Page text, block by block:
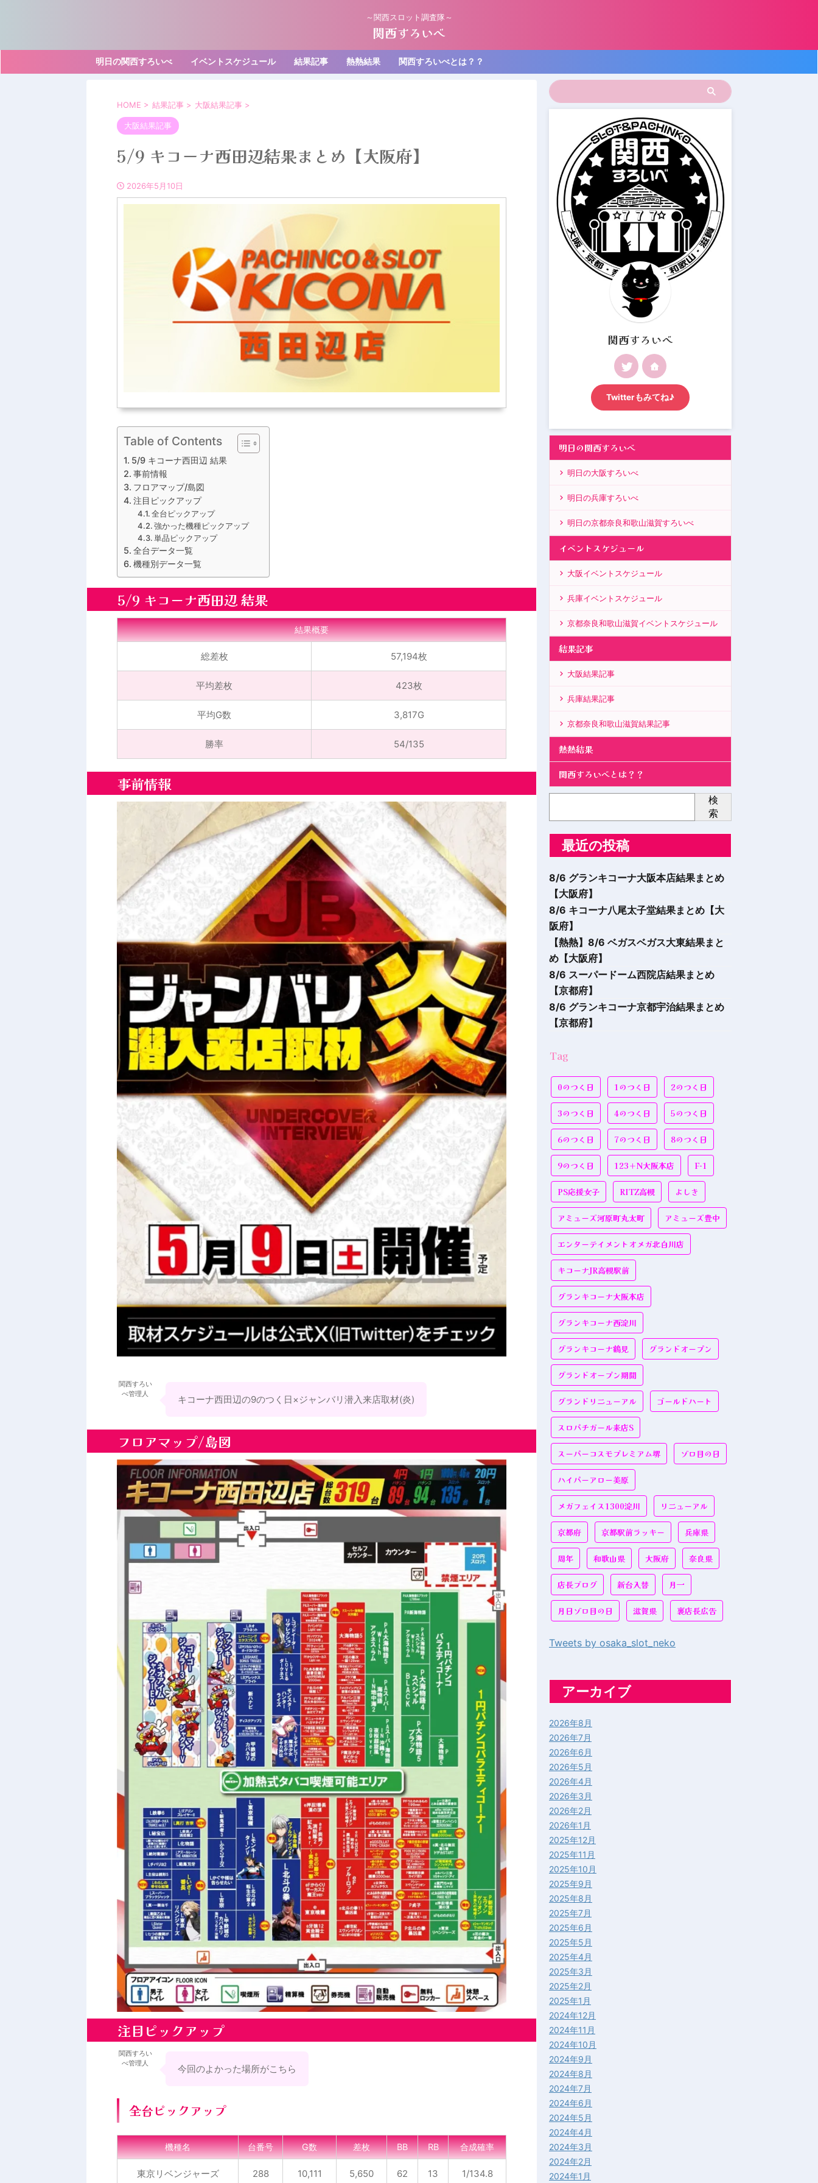
～関西スロット調査隊～
関西すろいべ
明日の関西すろいべ イベントスケジュール 結果記事 熱熱結果 関西すろいべとは？？
HOME > 結果記事 > 大阪結果記事 >
大阪結果記事
5/9 キコーナ西田辺結果まとめ【大阪府】
2026年5月10日
Table of Contents
5/9 キコーナ西田辺 結果
事前情報
フロアマップ/島図
注目ピックアップ
全台ピックアップ
強かった機種ピックアップ
単品ピックアップ
全台データ一覧
機種別データ一覧
5/9 キコーナ西田辺 結果
結果概要
総差枚 57,194枚
平均差枚 423枚
平均G数 3,817G
勝率 54/135
事前情報
関西すろい
べ管理人
キコーナ西田辺の9のつく日×ジャンバリ潜入来店取材(炎)
フロアマップ/島図
注目ピックアップ
関西すろい
べ管理人
今回のよかった場所がこちら
全台ピックアップ
機種名 台番号 G数 差枚 BB RB 合成確率
東京リベンジャーズ 288 10,111 5,650 62 13 1/134.8
関西すろいべ
Twitterもみてね♪
明日の関西すろいべ
明日の大阪すろいべ
明日の兵庫すろいべ
明日の京都奈良和歌山滋賀すろいべ
イベントスケジュール
大阪イベントスケジュール
兵庫イベントスケジュール
京都奈良和歌山滋賀イベントスケジュール
結果記事
大阪結果記事
兵庫結果記事
京都奈良和歌山滋賀結果記事
熱熱結果
関西すろいべとは？？
検
索
最近の投稿
8/6 グランキコーナ大阪本店結果まとめ
【大阪府】
8/6 キコーナ八尾太子堂結果まとめ【大
阪府】
【熱熱】8/6 ベガスベガス大東結果まと
め【大阪府】
8/6 スーパードーム西院店結果まとめ
【京都府】
8/6 グランキコーナ京都宇治結果まとめ
【京都府】
Tag
0のつく日 1のつく日 2のつく日
3のつく日 4のつく日 5のつく日
6のつく日 7のつく日 8のつく日
9のつく日 123＋N大阪本店 F-1
PS応援女子 RITZ高槻 よしき
アミューズ河原町丸太町 アミューズ豊中
エンターテイメントオメガ北白川店
キコーナJR高槻駅前
グランキコーナ大阪本店
グランキコーナ西淀川
グランキコーナ鶴見 グランドオープン
グランドオープン期間
グランドリニューアル ゴールドハート
スロパチガール来店S
スーパーコスモプレミアム堺 ゾロ目の日
ハイパーアロー美原
メガフェイス1300淀川 リニューアル
京都府 京都駅前ラッキー 兵庫県
周年 和歌山県 大阪府 奈良県
店長ブログ 新台入替 月一
月日ゾロ目の日 滋賀県 裏店長広告
Tweets by osaka_slot_neko
アーカイブ
2026年8月
2026年7月
2026年6月
2026年5月
2026年4月
2026年3月
2026年2月
2026年1月
2025年12月
2025年11月
2025年10月
2025年9月
2025年8月
2025年7月
2025年6月
2025年5月
2025年4月
2025年3月
2025年2月
2025年1月
2024年12月
2024年11月
2024年10月
2024年9月
2024年8月
2024年7月
2024年6月
2024年5月
2024年4月
2024年3月
2024年2月
2024年1月